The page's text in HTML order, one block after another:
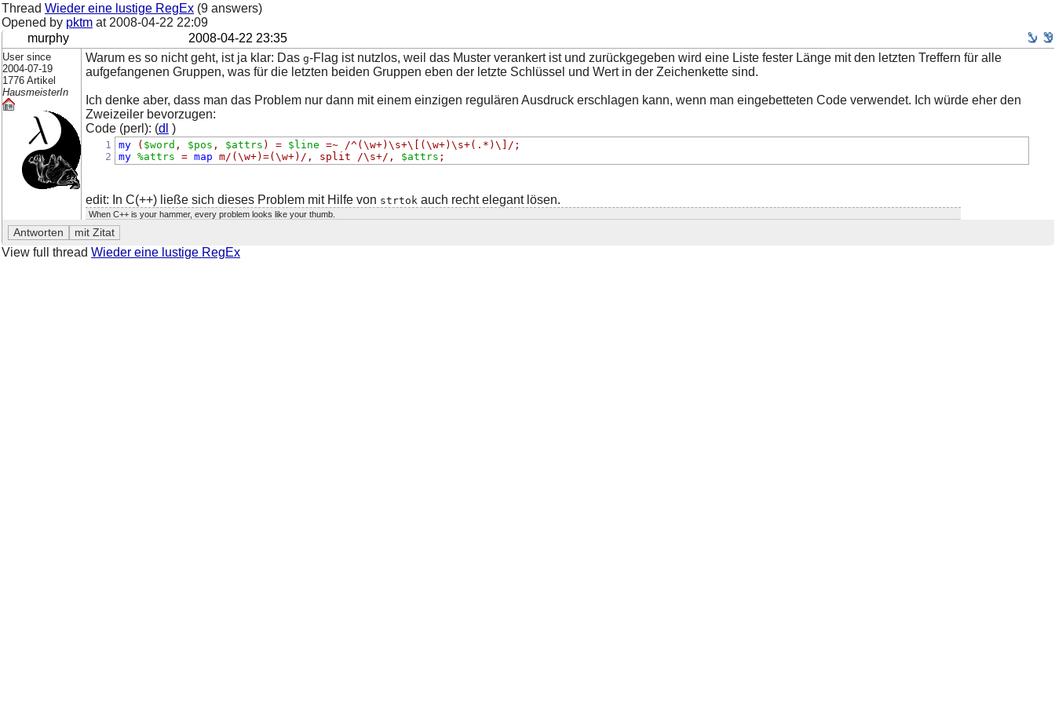
Thread Wieder eine lustige RegEx (9 answers)
Opened by pktm at 2008-04-22 22:09
murphy
2008-04-22 23:35
User since
2004-07-19
1776 Artikel
HausmeisterIn
Warum es so nicht geht, ist ja klar: Das g-Flag ist nutzlos, weil das Muster verankert ist und zurückgegeben wird eine Liste fester Länge mit den letzten Treffern für alle
aufgefangenen Gruppen, was für die letzten beiden Gruppen eben der letzte Schlüssel und Wert in der Zeichenkette sind.
Ich denke aber, dass man das Problem nur dann mit einem einzigen regulären Ausdruck erschlagen kann, wenn man eingebetteten Code verwendet. Ich würde eher den
Zweizeiler bevorzugen:
Code (perl): (dl )
1
2
my ( $word , $pos , $attrs ) = $line =~ /^(\w+)\s+\[(\w+)\s+(.*)\]/ ;
my %attrs = map m/(\w+)=(\w+)/, split /\s+/ , $attrs ;
edit: In C(++) ließe sich dieses Problem mit Hilfe von strtok auch recht elegant lösen.
When C++ is your hammer, every problem looks like your thumb.
View full thread Wieder eine lustige RegEx